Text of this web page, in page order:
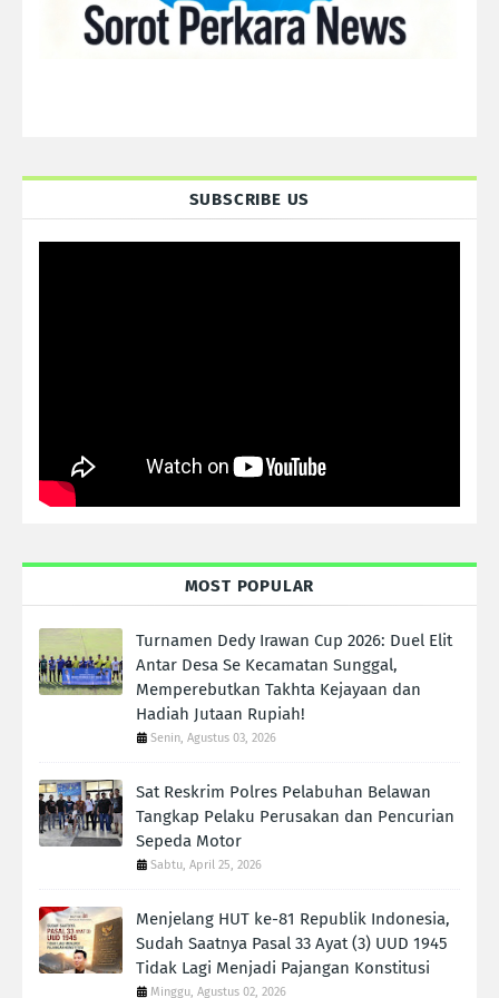
SUBSCRIBE US
MOST POPULAR
Turnamen Dedy Irawan Cup 2026: Duel Elit
Antar Desa Se Kecamatan Sunggal,
Memperebutkan Takhta Kejayaan dan
Hadiah Jutaan Rupiah!
Senin, Agustus 03, 2026
Sat Reskrim Polres Pelabuhan Belawan
Tangkap Pelaku Perusakan dan Pencurian
Sepeda Motor
Sabtu, April 25, 2026
Menjelang HUT ke-81 Republik Indonesia,
Sudah Saatnya Pasal 33 Ayat (3) UUD 1945
Tidak Lagi Menjadi Pajangan Konstitusi
Minggu, Agustus 02, 2026